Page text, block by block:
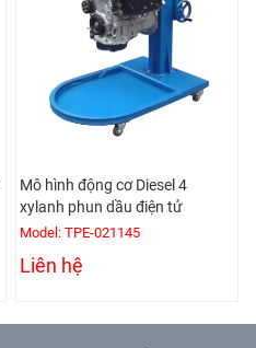
Mô hình động cơ Diesel 4
xylanh phun dầu điện tử
Model: TPE-021145
Liên hệ